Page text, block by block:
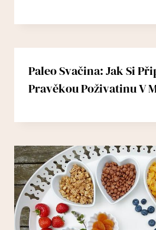
Paleo Svačina: Jak Si
Pravěkou Poživatinu V